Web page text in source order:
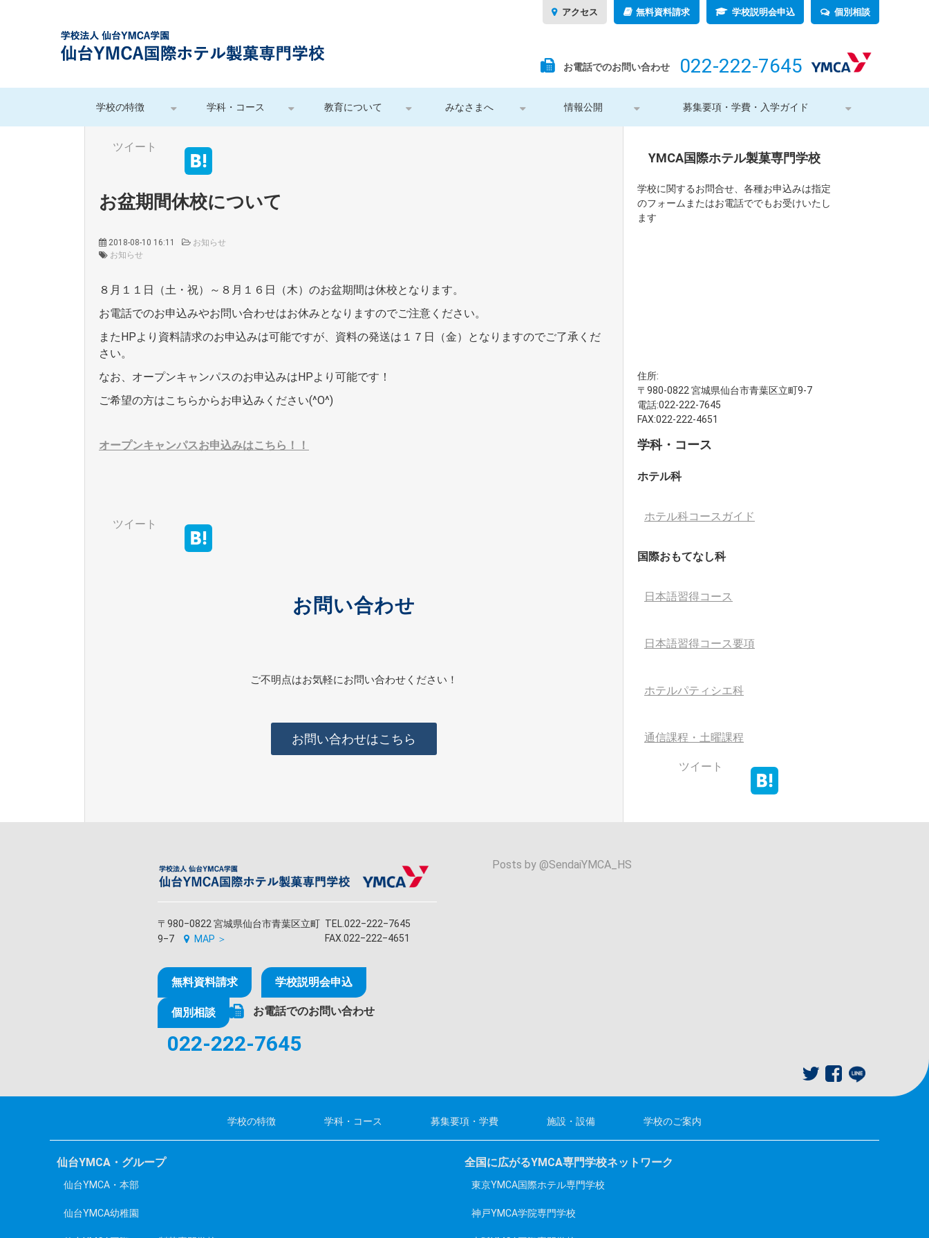
アクセス 無料資料請求 学校説明会申込 個別相談
お電話でのお問い合わせ 022-222-7645
学校の特徴 学科・コース 教育について みなさまへ 情報公開 募集要項・学費・入学ガイド
ツイート
お盆期間休校について
2018-08-10 16:11
お知らせ
お知らせ
８月１１日（土・祝）～８月１６日（木）のお盆期間は休校となります。
お電話でのお申込みやお問い合わせはお休みとなりますのでご注意ください。
またHPより資料請求のお申込みは可能ですが、資料の発送は１７日（金）となりますのでご了承くだ
さい。
なお、オープンキャンパスのお申込みはHPより可能です！
ご希望の方はこちらからお申込みください(^O^)
オープンキャンパスお申込みはこちら！！
ツイート
お問い合わせ
ご不明点はお気軽にお問い合わせください！
お問い合わせはこちら
YMCA国際ホテル製菓専門学校
学校に関するお問合せ、各種お申込みは指定
のフォームまたはお電話ででもお受けいたし
ます
住所:
〒980-0822 宮城県仙台市青葉区立町9-7
電話:022-222-7645
FAX:022-222-4651
学科・コース
ホテル科
ホテル科コースガイド
国際おもてなし科
日本語習得コース
日本語習得コース要項
ホテルパティシエ科
通信課程・土曜課程
ツイート
〒980‒0822 宮城県仙台市青葉区立町
9‒7
MAP ＞
TEL.022‒222‒7645
FAX.022‒222‒4651
無料資料請求 学校説明会申込
個別相談 お電話でのお問い合わせ
022-222-7645
Posts by @SendaiYMCA_HS
学校の特徴 学科・コース 募集要項・学費 施設・設備 学校のご案内
仙台YMCA・グループ
仙台YMCA・本部
仙台YMCA幼稚園
全国に広がるYMCA専門学校ネットワーク
東京YMCA国際ホテル専門学校
神戸YMCA学院専門学校